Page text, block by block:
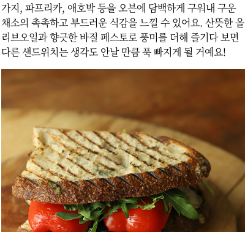
가지, 파프리카, 애호박 등을 오븐에 담백하게 구워내 구운
채소의 촉촉하고 부드러운 식감을 느낄 수 있어요. 산뜻한 올
리브오일과 향긋한 바질 페스토로 풍미를 더해 즐기다 보면
다른 샌드위치는 생각도 안날 만큼 푹 빠지게 될 거예요!